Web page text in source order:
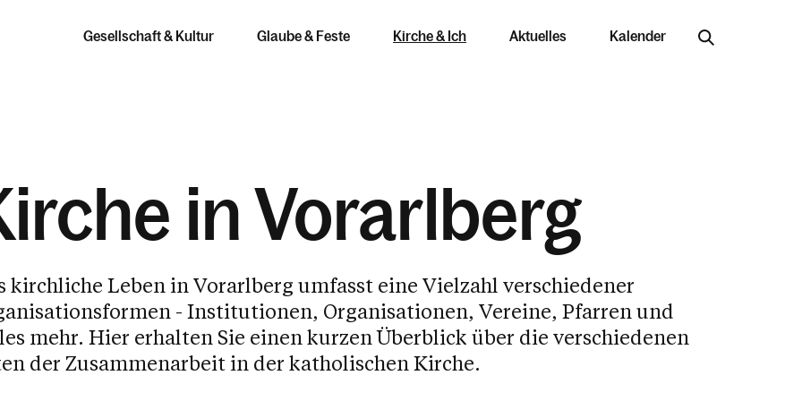
Gesellschaft & Kultur
& Erbe
und Kunst
und
Ethik &
Kirche und
Nationalsozialismus
Glaube & Feste
ich glaube
& Wallfahrten
Das Kirchenjahr im Überblick
Kirche & Ich
Hilfe
& Seelsorge
Kirche in
Meine Pfarre
Meine Diözese
Jobs & Bildung
Offene Stellen
Arbeiten in der Kirche
Ausbildungswege
Aktuelles Kalender
in Vorarlberg
kirchliche Leben in Vorarlberg umfasst eine Vielzahl verschiedener
- Institutionen, Organisationen, Vereine, Pfarren und
mehr. Hier erhalten Sie einen kurzen Überblick über die verschiedenen
der Zusammenarbeit in der katholischen Kirche.